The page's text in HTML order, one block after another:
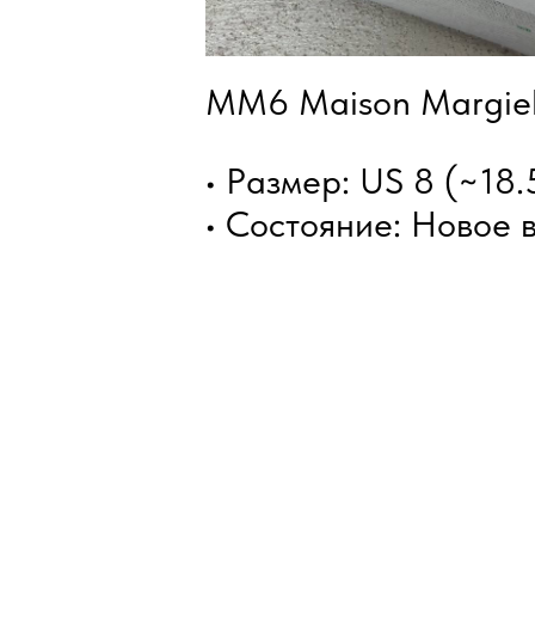
MM6 Maison
• Размер: US 8
• Состояние: Новое